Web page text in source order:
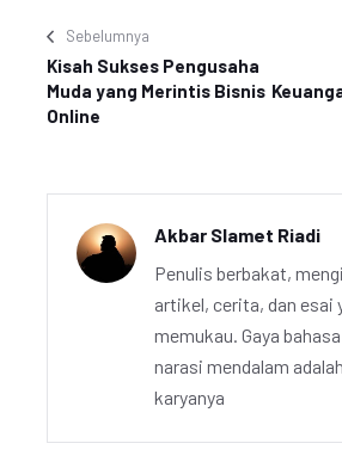
Sebelumnya
Kisah Sukses Pengusaha
Muda yang Merintis Bisnis
Online
Akbar Slamet Riadi
Penulis berbakat,
artikel, cerita, dan esai
memukau. Gaya
narasi mendalam
karyanya